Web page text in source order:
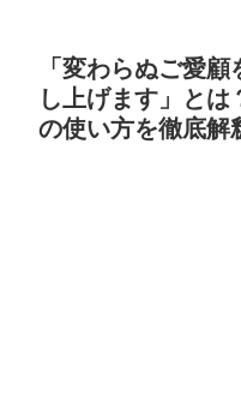
「変わらぬご愛
し上げます」と
の使い方を徹底解